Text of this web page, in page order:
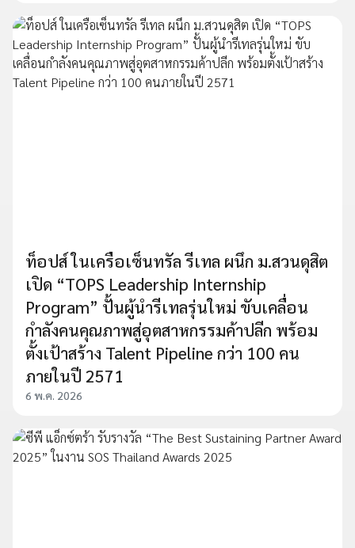
ท็อปส์ ในเครือเซ็นทรัล รีเทล ผนึก ม.สวนดุสิต
เปิด “TOPS Leadership Internship
Program” ปั้นผู้นำรีเทลรุ่นใหม่ ขับเคลื่อน
กำลังคนคุณภาพสู่อุตสาหกรรมค้าปลีก พร้อม
ตั้งเป้าสร้าง Talent Pipeline กว่า 100 คน
ภายในปี 2571
6 พ.ค. 2026